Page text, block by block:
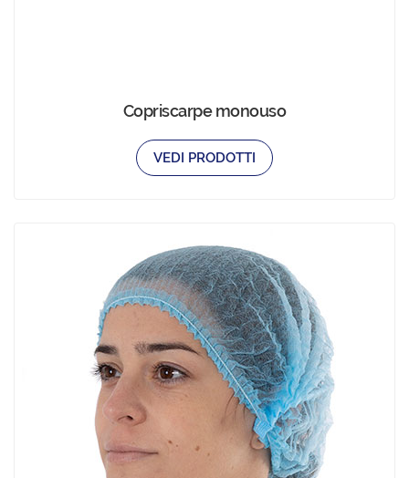
Copriscarpe monouso
VEDI PRODOTTI